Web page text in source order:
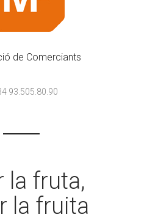
de Comerciants
93.505.80.90
la fruta,
la fruita